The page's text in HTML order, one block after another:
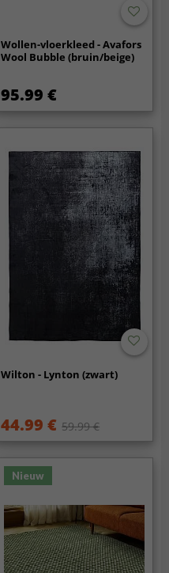
Wollen-vloerkleed - Avafors
Wool Bubble (bruin/beige)
95.99 €
Wilton - Lynton (zwart)
44.99 € 59.99 €
Nieuw